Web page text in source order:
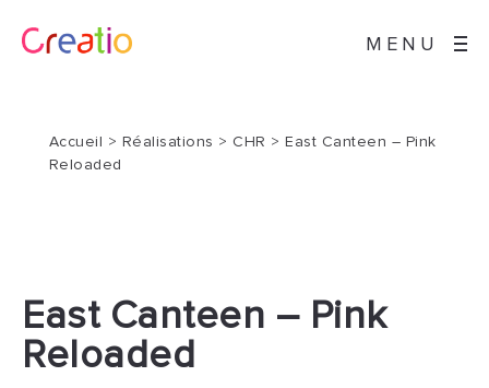
MENU
Accueil > Réalisations > CHR > East Canteen – Pink
Reloaded
East Canteen – Pink
Reloaded